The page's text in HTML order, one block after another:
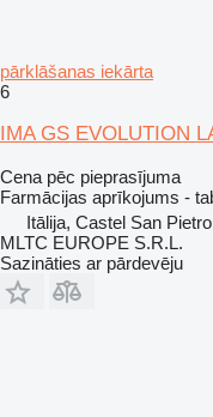
pārklāšanas iekārta
6
IMA GS EVOLUTION
Cena pēc pieprasījuma
Farmācijas aprīkojums -
Itālija, Castel San
MLTC EUROPE S.R.L.
Sazināties ar pārdevēju